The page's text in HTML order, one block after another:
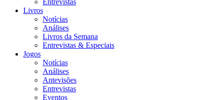
Livros
Notícias
Análises
Livros da Semana
Entrevistas & Especiais
Jogos
Notícias
Análises
Antevisões
Entrevistas
Eventos